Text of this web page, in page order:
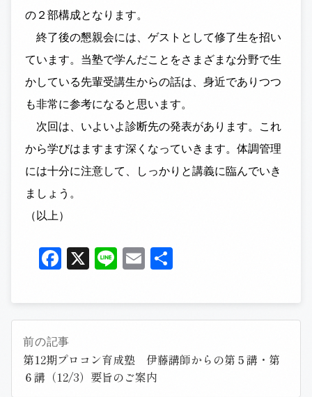
の２部構成となります。
終了後の懇親会には、ゲストとして修了生を招い
ています。当塾で学んだことをさまざまな分野で生
かしている先輩受講生からの話は、身近でありつつ
も非常に参考になると思います。
次回は、いよいよ診断先の発表があります。これ
から学びはますます深くなっていきます。体調管理
には十分に注意して、しっかりと講義に臨んでいき
ましょう。
（以上）
Facebook
X LineEmail
前の記事
第12期プロコン育成塾 伊藤講師からの第５講・第
６講（12/3）要旨のご案内